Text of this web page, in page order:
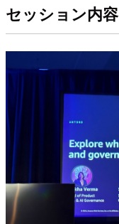
セッション内容